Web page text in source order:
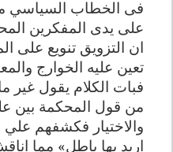
فى الخطاب السياسي
على يدى المفكرين
ان التزويق تنويع على
تعين عليه الخوارج
فبات الكلام يقول غير
من قول المحكمة بين
والاختيار فكشفهم علي
اريد بها باطل» مما